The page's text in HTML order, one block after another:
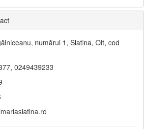
numărul 1, Slatina, Olt, cod
0249439233